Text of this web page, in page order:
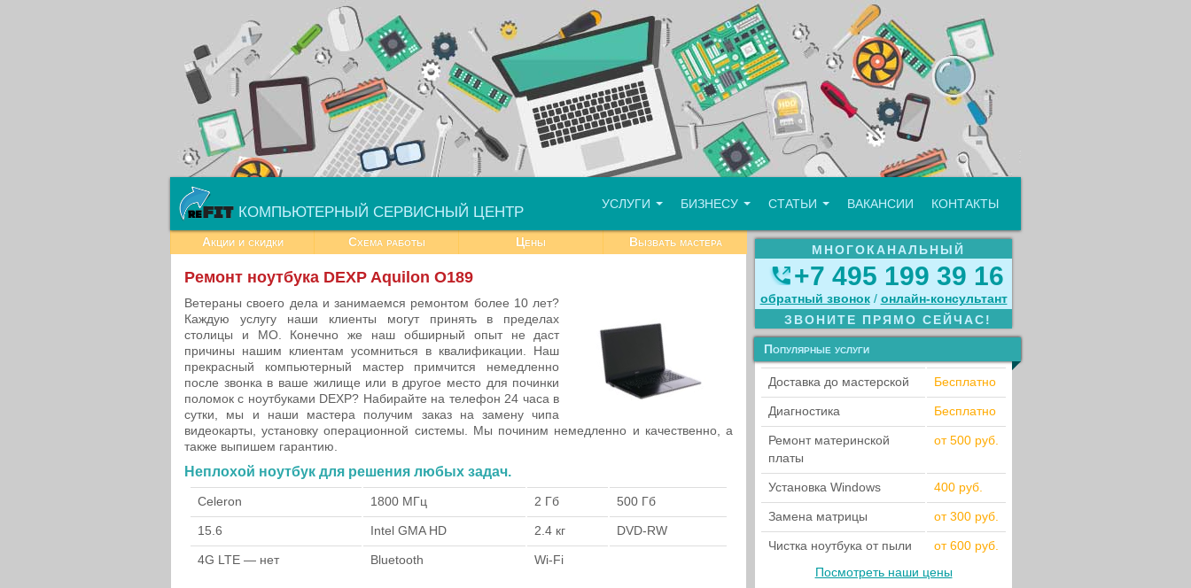
КОМПЬЮТЕРНЫЙ СЕРВИСНЫЙ ЦЕНТР УСЛУГИ БИЗНЕСУ СТАТЬИ ВАКАНСИИ КОНТАКТЫ
Акции и скидки Схема работы Цены Вызвать мастера
Ремонт ноутбука DEXP Aquilon O189
Ветераны своего дела и занимаемся ремонтом более 10 лет?
Каждую услугу наши клиенты могут принять в пределах
столицы и МО. Конечно же наш обширный опыт не даст
причины нашим клиентам усомниться в квалификации. Наш
прекрасный компьютерный мастер примчится немедленно
после звонка в ваше жилище или в другое место для починки
поломок с ноутбуками DEXP? Набирайте на телефон 24 часа в
сутки, мы и наши мастера получим заказ на замену чипа
видеокарты, установку операционной системы. Мы починим немедленно и качественно, а
также выпишем гарантию.
Неплохой ноутбук для решения любых задач.
Celeron 1800 МГц 2 Гб 500 Гб
15.6 Intel GMA HD 2.4 кг DVD-RW
4G LTE — нет Bluetooth Wi-Fi
МНОГОКАНАЛЬНЫЙ
+7 495 199 39 16
обратный звонок / онлайн‑консультант
ЗВОНИТЕ ПРЯМО СЕЙЧАС!
Популярные услуги
Доставка до мастерской Бесплатно
Диагностика Бесплатно
Ремонт материнской
платы
от 500 руб.
Установка Windows 400 руб.
Замена матрицы от 300 руб.
Чистка ноутбука от пыли
от 600 руб.
Посмотреть наши цены